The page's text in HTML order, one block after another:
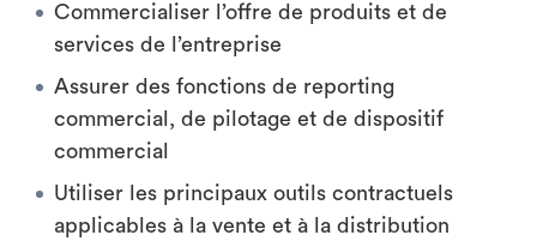
Commercialiser l’offre de produits et de
services de l’entreprise
Assurer des fonctions de reporting
commercial, de pilotage et de dispositif
commercial
Utiliser les principaux outils contractuels
applicables à la vente et à la distribution